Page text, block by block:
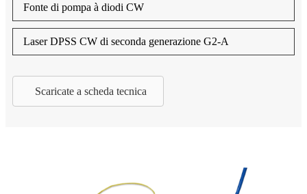
Fonte di pompa à diodi CW
Laser DPSS CW di seconda generazione G2-A
Scaricate a scheda tecnica